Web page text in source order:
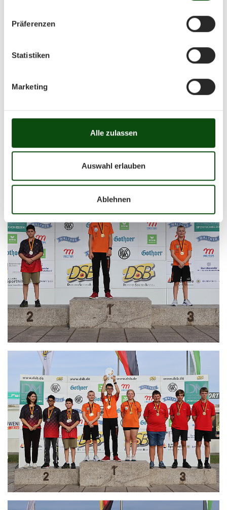
Präferenzen
Statistiken
Marketing
Alle zulassen
Auswahl erlauben
Ablehnen